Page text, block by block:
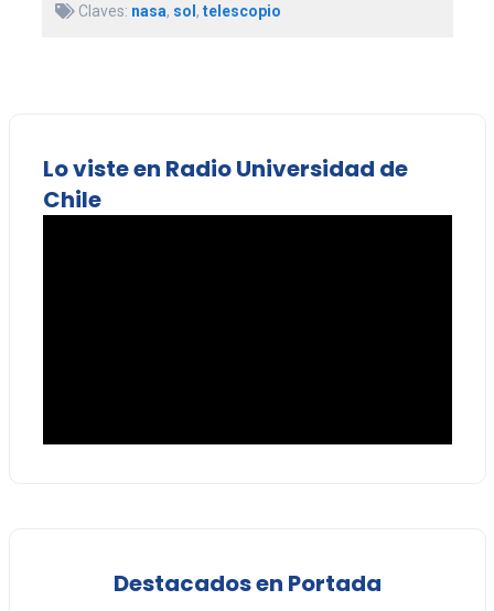
Claves: nasa, sol, telescopio
Lo viste en Radio Universidad de
Chile
Destacados en Portada